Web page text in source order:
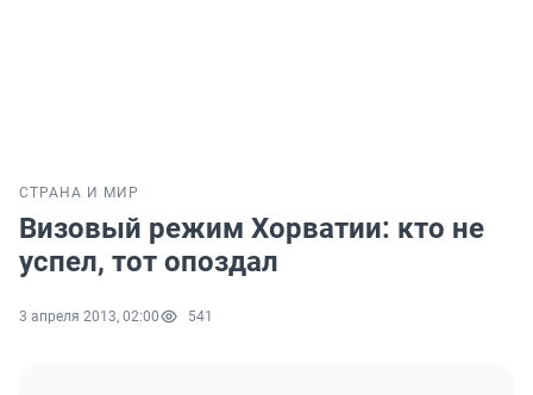
СТРАНА И МИР
Визовый режим Хорватии: кто не
успел, тот опоздал
3 апреля 2013, 02:00 541